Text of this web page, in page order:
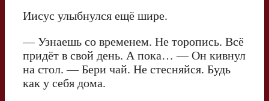
Иисус улыбнулся ещё шире.
— Узнаешь со временем. Не торопись. Всё
придёт в свой день. А пока… — Он кивнул
на стол. — Бери чай. Не стесняйся. Будь
как у себя дома.